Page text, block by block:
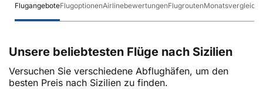
FlugangeboteFlugoptionenAirlinebewertungenFlugroutenMonatsvergleich
Unsere beliebtesten Flüge nach Sizilien
Versuchen Sie verschiedene Abflughäfen, um den
besten Preis nach Sizilien zu finden.